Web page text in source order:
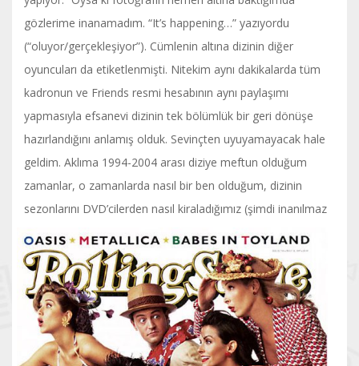
gözlerime inanamadım. “It’s happening…” yazıyordu
(“oluyor/gerçekleşiyor”). Cümlenin altına dizinin diğer
oyuncuları da etiketlenmişti. Nitekim aynı dakikalarda tüm
kadronun ve Friends resmi hesabının aynı paylaşımı
yapmasıyla efsanevi dizinin tek bölümlük bir geri dönüşe
hazırlandığını anlamış olduk. Sevinçten uyuyamayacak hale
geldim. Aklıma 1994-2004 arası diziye meftun olduğum
zamanlar, o zamanlarda nasıl bir ben olduğum, dizinin
sezonlarını DVD’cilerden nasıl kiraladığımız (şimdi inanılmaz